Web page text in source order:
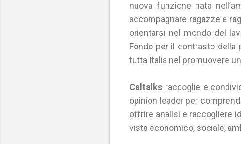
nuova funzione nata
accompagnare ragazze e
orientarsi nel mondo del
Fondo per il contrasto della
tutta Italia nel promuovere
Caltalks raccoglie e
opinion leader per
offrire analisi e raccogliere
vista economico, sociale,